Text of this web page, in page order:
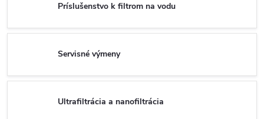
Príslušenstvo k filtrom na vodu
Servisné výmeny
Ultrafiltrácia a nanofiltrácia